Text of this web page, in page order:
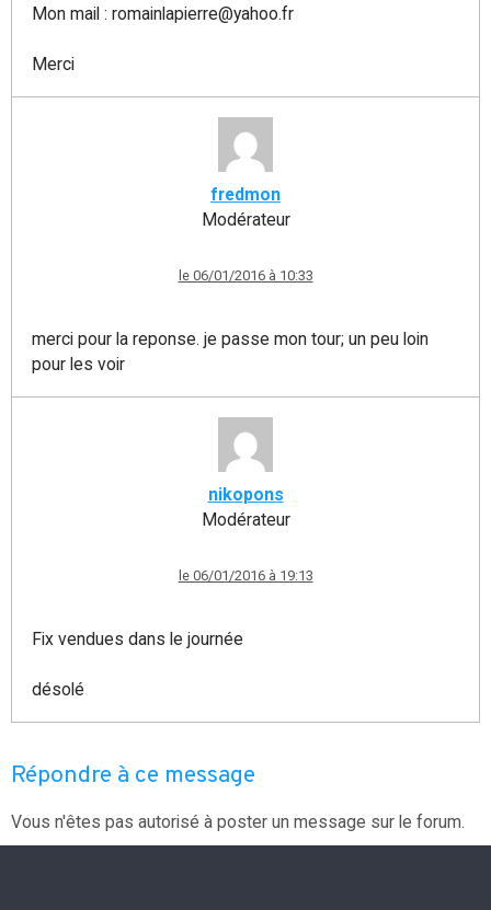
Mon mail : romainlapierre@yahoo.fr
Merci
fredmon
Modérateur
le 06/01/2016 à 10:33
merci pour la reponse. je passe mon tour; un peu loin
pour les voir
nikopons
Modérateur
le 06/01/2016 à 19:13
Fix vendues dans le journée
désolé
Répondre à ce message
Vous n'êtes pas autorisé à poster un message sur le forum.